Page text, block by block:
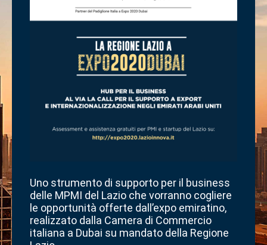
Uno strumento di supporto per il business
delle MPMI del Lazio che vorranno cogliere
le opportunità offerte dall’expo emiratino,
realizzato dalla Camera di Commercio
italiana a Dubai su mandato della Regione